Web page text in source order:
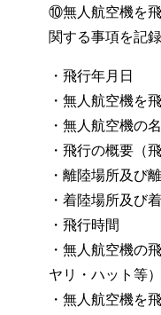
⑩無人航空機を
関する事項を記
・飛行年月日
・無人航空機を
・無人航空機の
・飛行の概要（
・離陸場所及び
・着陸場所及び
・飛行時間
・無人航空機の
ヤリ・ハット等）
・無人航空機を